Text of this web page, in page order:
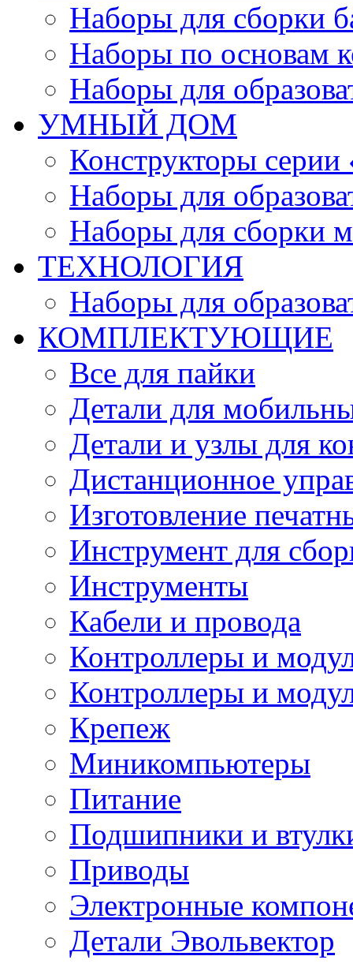
Наборы для сборки
Наборы по основам
Наборы для
УМНЫЙ ДОМ
Конструкторы
Наборы для
Наборы для сборки
ТЕХНОЛОГИЯ
Наборы для
КОМПЛЕКТУЮЩИЕ
Все для пайки
Детали для
Детали и узлы для
Дистанционное
Изготовление
Инструмент для
Инструменты
Кабели и провода
Контроллеры и
Контроллеры и
Крепеж
Миникомпьютеры
Питание
Подшипники и
Приводы
Электронные
Детали Эвольвектор